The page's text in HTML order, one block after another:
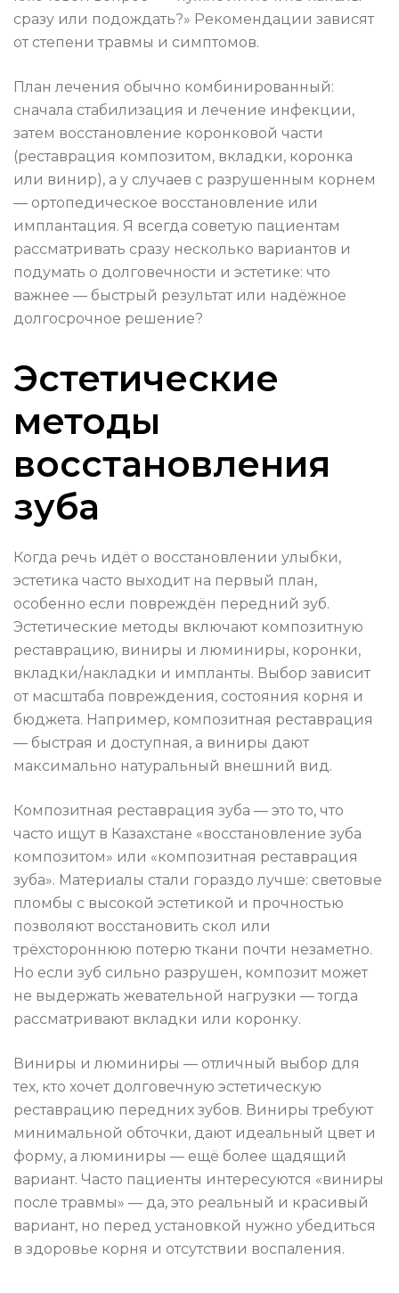
сразу или подождать?» Рекомендации зависят
от степени травмы и симптомов.
План лечения обычно комбинированный:
сначала стабилизация и лечение инфекции,
затем восстановление коронковой части
(реставрация композитом, вкладки, коронка
или винир), а у случаев с разрушенным корнем
— ортопедическое восстановление или
имплантация. Я всегда советую пациентам
рассматривать сразу несколько вариантов и
подумать о долговечности и эстетике: что
важнее — быстрый результат или надёжное
долгосрочное решение?
Эстетические
методы
восстановления
зуба
Когда речь идёт о восстановлении улыбки,
эстетика часто выходит на первый план,
особенно если повреждён передний зуб.
Эстетические методы включают композитную
реставрацию, виниры и люминиры, коронки,
вкладки/накладки и импланты. Выбор зависит
от масштаба повреждения, состояния корня и
бюджета. Например, композитная реставрация
— быстрая и доступная, а виниры дают
максимально натуральный внешний вид.
Композитная реставрация зуба — это то, что
часто ищут в Казахстане «восстановление зуба
композитом» или «композитная реставрация
зуба». Материалы стали гораздо лучше: световые
пломбы с высокой эстетикой и прочностью
позволяют восстановить скол или
трёхстороннюю потерю ткани почти незаметно.
Но если зуб сильно разрушен, композит может
не выдержать жевательной нагрузки — тогда
рассматривают вкладки или коронку.
Виниры и люминиры — отличный выбор для
тех, кто хочет долговечную эстетическую
реставрацию передних зубов. Виниры требуют
минимальной обточки, дают идеальный цвет и
форму, а люминиры — ещё более щадящий
вариант. Часто пациенты интересуются «виниры
после травмы» — да, это реальный и красивый
вариант, но перед установкой нужно убедиться
в здоровье корня и отсутствии воспаления.